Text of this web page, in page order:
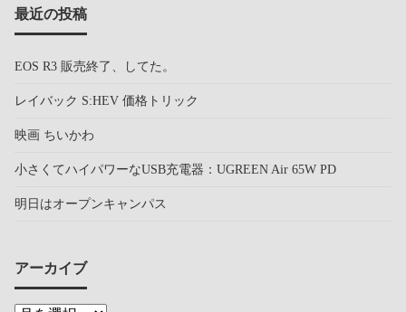
最近の投稿
EOS R3 販売終了、してた。
レイバック S:HEV 価格トリック
映画 ちいかわ
小さくてハイパワーなUSB充電器：UGREEN Air 65W PD
明日はオープンキャンパス
アーカイブ